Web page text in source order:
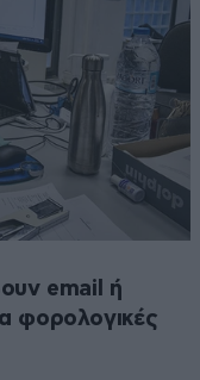
email ή
φορολογικές